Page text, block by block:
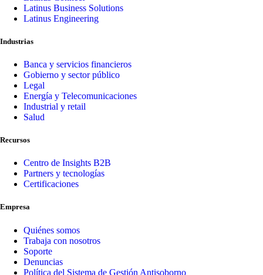
Latinus Business Solutions
Latinus Engineering
Industrias
Banca y servicios financieros
Gobierno y sector público
Legal
Energía y Telecomunicaciones
Industrial y retail
Salud
Recursos
Centro de Insights B2B
Partners y tecnologías
Certificaciones
Empresa
Quiénes somos
Trabaja con nosotros
Soporte
Denuncias
Política del Sistema de Gestión Antisoborno